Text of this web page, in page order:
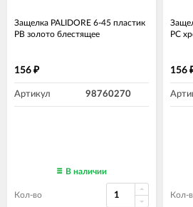
Защелка PALIDORE 6-45 пластик
PB золото блестящее
156 ₽
Артикул 98760270
В наличии
Кол-во
PC
156
Кол-